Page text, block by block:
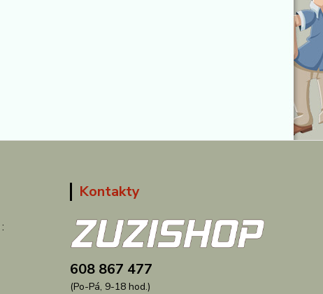
:
Kontakty
608 867 477
(Po-Pá, 9-18 hod.)